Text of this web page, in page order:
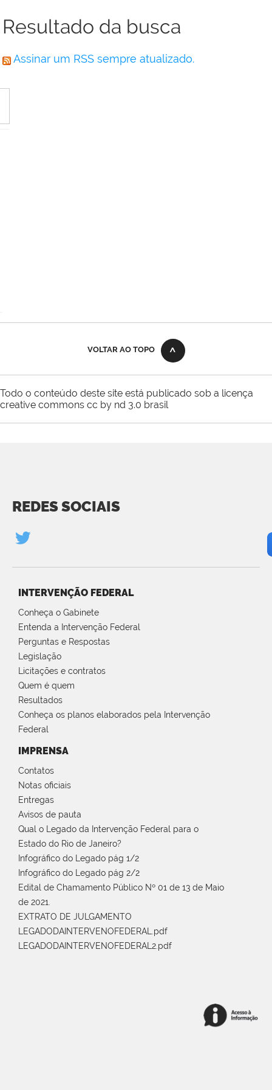
Resultado da busca
Assinar um RSS sempre atualizado.
VOLTAR AO TOPO
Todo o conteúdo deste site está publicado sob a licença
creative commons cc by nd 3.0 brasil
REDES SOCIAIS
INTERVENÇÃO FEDERAL
Conheça o Gabinete
Entenda a Intervenção Federal
Perguntas e Respostas
Legislação
Licitações e contratos
Quem é quem
Resultados
Conheça os planos elaborados pela Intervenção
Federal
IMPRENSA
Contatos
Notas oficiais
Entregas
Avisos de pauta
Qual o Legado da Intervenção Federal para o
Estado do Rio de Janeiro?
Infográfico do Legado pág 1/2
Infográfico do Legado pág 2/2
Edital de Chamamento Público Nº 01 de 13 de Maio
de 2021.
EXTRATO DE JULGAMENTO
LEGADODAINTERVENOFEDERAL.pdf
LEGADODAINTERVENOFEDERAL2.pdf